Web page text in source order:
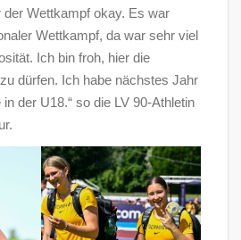
der Wettkampf okay. Es war
Wettkampf, da war sehr viel
Ich bin froh, hier die
dürfen. Ich habe nächstes Jahr
der U18.“ so die LV 90-Athletin